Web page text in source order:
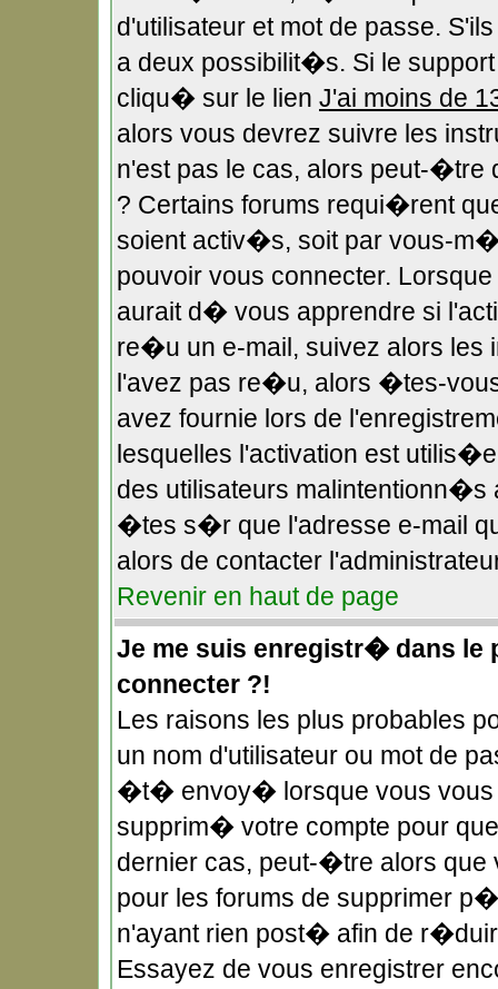
d'utilisateur et mot de passe.
a deux possibilit�s. Si le
cliqu� sur le lien J'ai moins de
alors vous devrez suivre les
n'est pas le cas, alors peut-
? Certains forums requi�rent
soient activ�s, soit par vous-
pouvoir vous connecter.
aurait d� vous apprendre si
re�u un e-mail, suivez alors les
l'avez pas re�u, alors �tes-
avez fournie lors de
lesquelles l'activation est
des utilisateurs malintentionn�s
�tes s�r que l'adresse e-mail
alors de contacter
Revenir en haut de page
Je me suis enregistr� dans le
connecter ?!
Les raisons les plus probables
un nom d'utilisateur ou mot de
�t� envoy� lorsque vous vous
supprim� votre compte pour
dernier cas, peut-�tre alors
pour les forums de supprimer
n'ayant rien post� afin de
Essayez de vous enregistrer